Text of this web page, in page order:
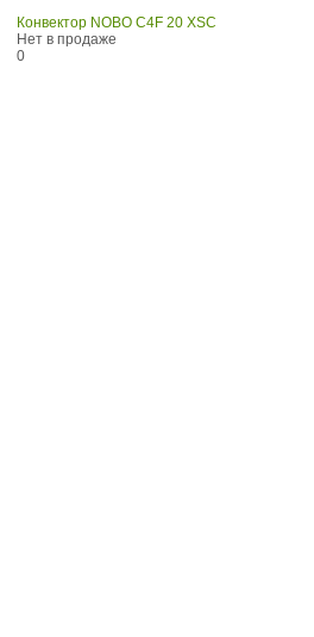
Конвектор NOBO C4F 20 XSC
Нет в продаже
0